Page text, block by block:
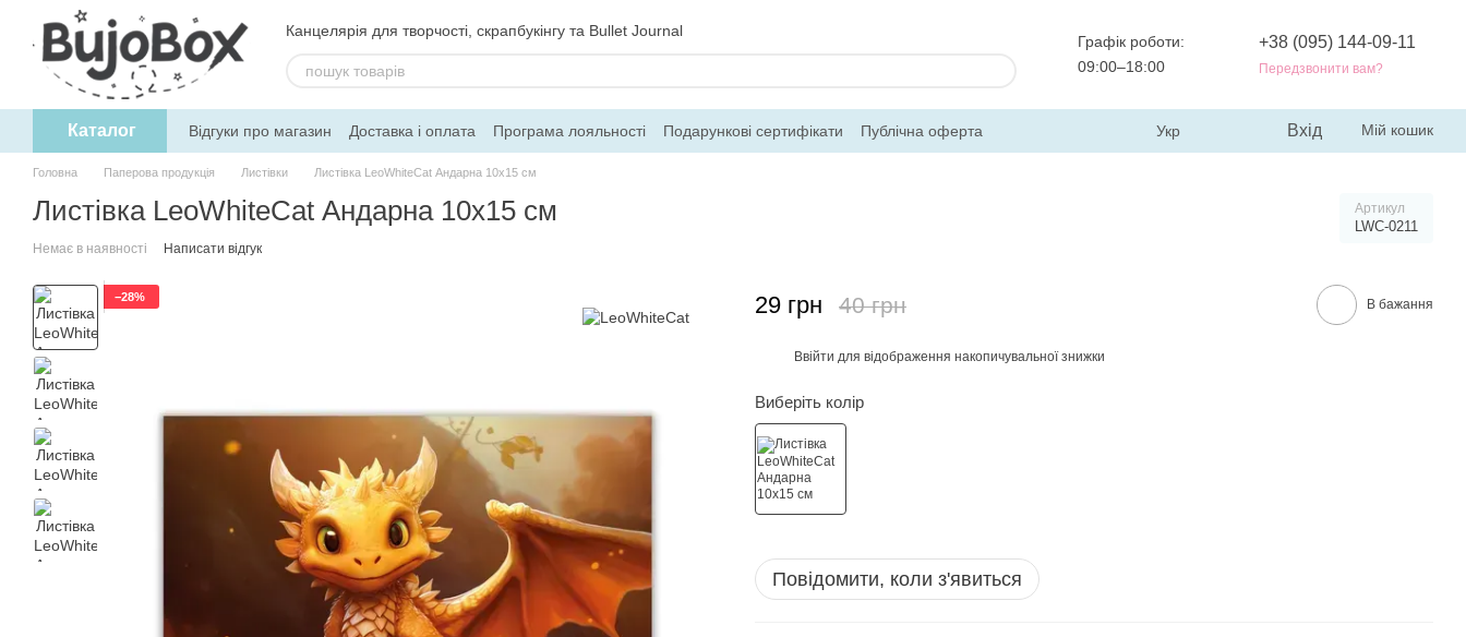
Перейти до основного контенту
Канцелярія для творчості, скрапбукінгу та Bullet Journal
Графік роботи:
09:00–18:00
+38 (095) 144-09-11
Передзвонити вам?
Каталог Відгуки про магазин Доставка і оплата Програма лояльності Подарункові сертифікати
Публічна оферта
Угода користувача
Обмін та повернення Блог Контакти Про магазин
Укр Вхід Мій кошик
Головна Паперова продукція Листівки Листівка LeoWhiteCat Андарна 10х15 см
Листівка LeoWhiteCat Андарна 10х15 см Артикул
LWC-0211
Немає в наявності Написати відгук
−28% 29 грн 40 грн В бажання
Ввійти для відображення накопичувальної знижки
Виберіть колір
Повідомити, коли з'явиться